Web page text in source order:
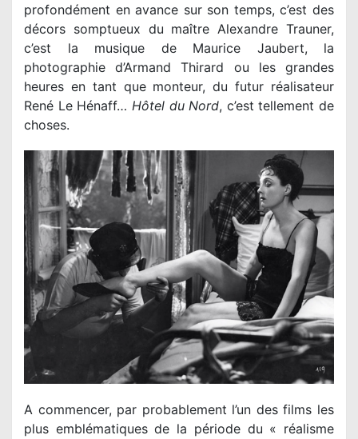
profondément en avance sur son temps, c’est des
décors somptueux du maître Alexandre Trauner,
c’est la musique de Maurice Jaubert, la
photographie d’Armand Thirard ou les grandes
heures en tant que monteur, du futur réalisateur
René Le Hénaff… Hôtel du Nord, c’est tellement de
choses.
A commencer, par probablement l’un des films les
plus emblématiques de la période du « réalisme